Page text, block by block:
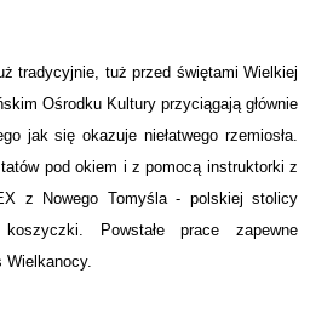
tradycyjnie, tuż przed świętami Wielkiej
Ośrodku Kultury przyciągają głównie
jak się okazuje niełatwego rzemiosła.
pod okiem i z pomocą instruktorki z
z Nowego Tomyśla - polskiej stolicy
Powstałe prace zapewne